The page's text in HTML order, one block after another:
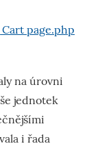
page.php
na úrovni
jednotek
i řada